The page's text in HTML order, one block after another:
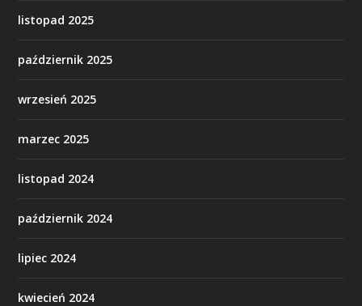
listopad 2025
październik 2025
wrzesień 2025
marzec 2025
listopad 2024
październik 2024
lipiec 2024
kwiecień 2024